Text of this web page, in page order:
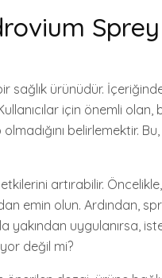
Sprey
ürünüdür.
için önemli olan,
belirlemektir.
artırabilir.
emin olun. Ardından,
yakından uygulanırsa,
değil mi?